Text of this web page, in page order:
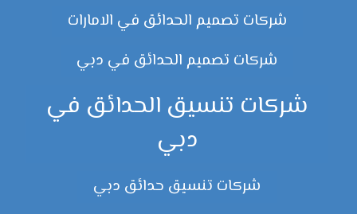
شركات تصميم الحدائق في الامارات
شركات تصميم الحدائق في دبي
شركات تنسيق الحدائق في
دبي
شركات تنسيق حدائق دبي